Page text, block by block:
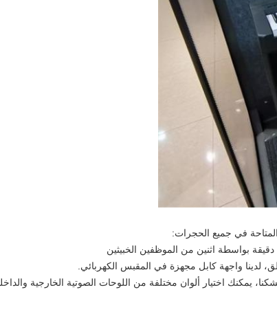
المتاحة في جميع الحجرات:
يمكنك اختيار ألوان مختلفة من اللوحات الصوتية الخارجية